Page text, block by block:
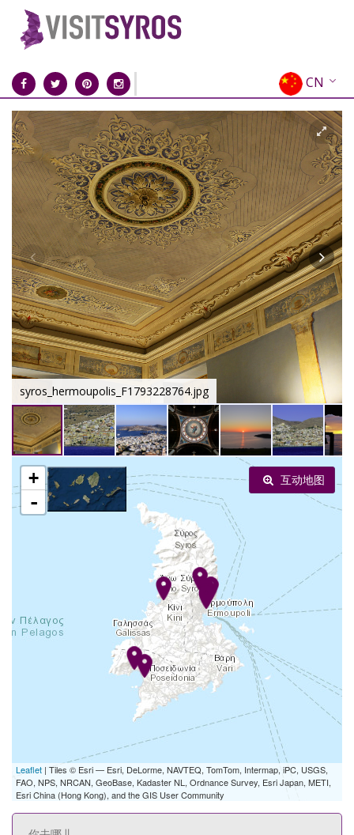
CN
EN
EL
FR
DE
IT
ES
RU
syros_hermoupolis_F1793228764.jpg
+
-
Leaflet | Tiles © Esri — Esri, DeLorme, NAVTEQ, TomTom, Intermap, iPC, USGS,
FAO, NPS, NRCAN, GeoBase, Kadaster NL, Ordnance Survey, Esri Japan, METI,
Esri China (Hong Kong), and the GIS User Community
互动地图